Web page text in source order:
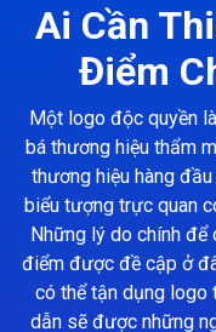
Ai Cần
Điểm
Một logo độc quyền
bá thương hiệu thẩm
thương hiệu hàng
biểu tượng trực quan
Những lý do chính
điểm được đề cập ở
có thể tận dụng logo
dẫn sẽ được những